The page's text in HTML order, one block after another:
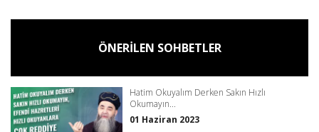
ÖNERİLEN SOHBETLER
Hatim Okuyalım Derken Sakın Hızlı
Okumayın...
01 Haziran 2023